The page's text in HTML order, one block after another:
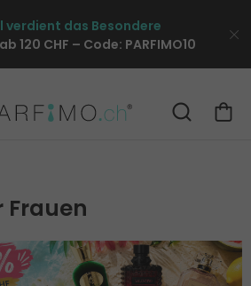
verdient das Besondere
120 CHF – Code: PARFIMO10